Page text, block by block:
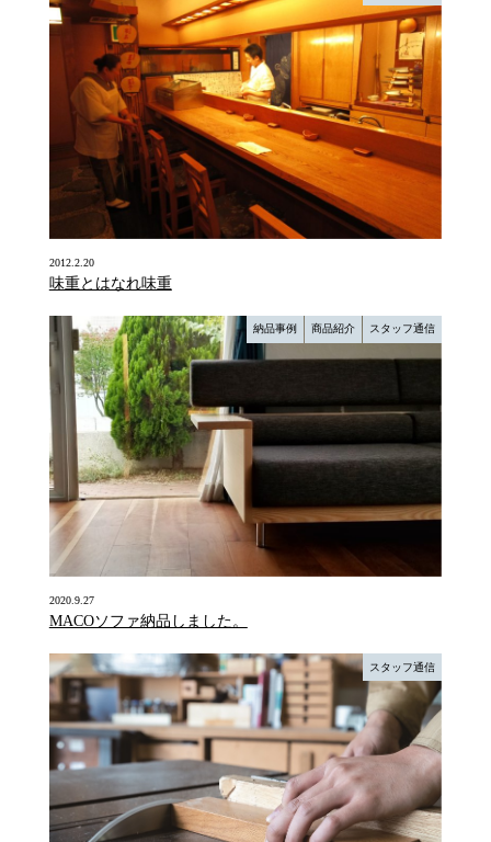
2012.2.20
味重とはなれ味重
納品事例 商品紹介 スタッフ通信
2020.9.27
MACOソファ納品しました。
スタッフ通信